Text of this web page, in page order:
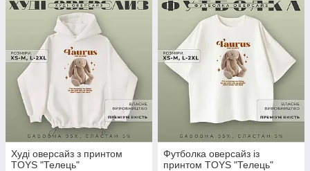
Худі оверсайз з принтом
TOYS "Телець"
Футболка оверсайз із
принтом TOYS "Телець"